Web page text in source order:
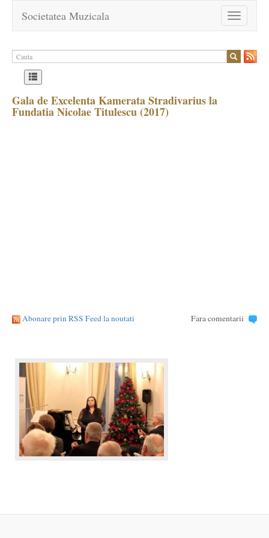
Toggle
navigation
Societatea Muzicala
Gala de Excelenta Kamerata Stradivarius la
Fundatia Nicolae Titulescu (2017)
Abonare prin RSS Feed la noutati Fara comentarii